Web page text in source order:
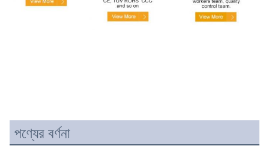
পণ্যের বর্ণনা